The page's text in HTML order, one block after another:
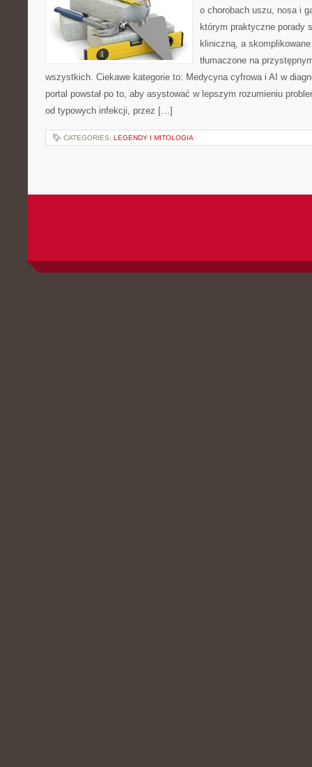
o chorobach uszu, nosa i
którym praktyczne porady
kliniczną, a
tłumaczone na
wszystkich. Ciekawe kategorie to: Medycyna cyfrowa i AI w
portal powstał po to, aby asystować w lepszym rozumieniu
od typowych infekcji, przez […]
CATEGORIES: LEGENDY I MITOLOGIA